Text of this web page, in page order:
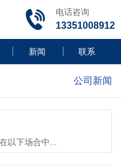
电话咨询
13351008912
新闻 联系
公司新闻
以下场合中...